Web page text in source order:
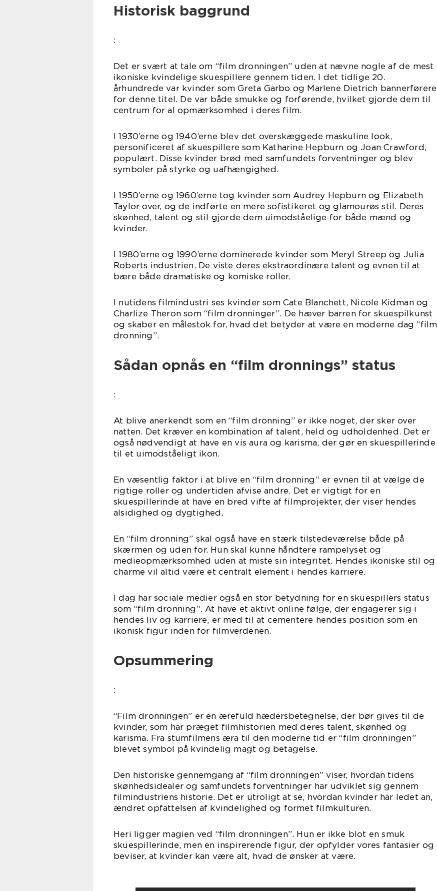
Historisk baggrund
:
Det er svært at tale om “film dronningen” uden at nævne nogle af de mest
ikoniske kvindelige skuespillere gennem tiden. I det tidlige 20.
århundrede var kvinder som Greta Garbo og Marlene Dietrich bannerførere
for denne titel. De var både smukke og forførende, hvilket gjorde dem til
centrum for al opmærksomhed i deres film.
I 1930’erne og 1940’erne blev det overskæggede maskuline look,
personificeret af skuespillere som Katharine Hepburn og Joan Crawford,
populært. Disse kvinder brød med samfundets forventninger og blev
symboler på styrke og uafhængighed.
I 1950’erne og 1960’erne tog kvinder som Audrey Hepburn og Elizabeth
Taylor over, og de indførte en mere sofistikeret og glamourøs stil. Deres
skønhed, talent og stil gjorde dem uimodståelige for både mænd og
kvinder.
I 1980’erne og 1990’erne dominerede kvinder som Meryl Streep og Julia
Roberts industrien. De viste deres ekstraordinære talent og evnen til at
bære både dramatiske og komiske roller.
I nutidens filmindustri ses kvinder som Cate Blanchett, Nicole Kidman og
Charlize Theron som “film dronninger”. De hæver barren for skuespilkunst
og skaber en målestok for, hvad det betyder at være en moderne dag “film
dronning”.
Sådan opnås en “film dronnings” status
:
At blive anerkendt som en “film dronning” er ikke noget, der sker over
natten. Det kræver en kombination af talent, held og udholdenhed. Det er
også nødvendigt at have en vis aura og karisma, der gør en skuespillerinde
til et uimodståeligt ikon.
En væsentlig faktor i at blive en “film dronning” er evnen til at vælge de
rigtige roller og undertiden afvise andre. Det er vigtigt for en
skuespillerinde at have en bred vifte af filmprojekter, der viser hendes
alsidighed og dygtighed.
En “film dronning” skal også have en stærk tilstedeværelse både på
skærmen og uden for. Hun skal kunne håndtere rampelyset og
medieopmærksomhed uden at miste sin integritet. Hendes ikoniske stil og
charme vil altid være et centralt element i hendes karriere.
I dag har sociale medier også en stor betydning for en skuespillers status
som “film dronning”. At have et aktivt online følge, der engagerer sig i
hendes liv og karriere, er med til at cementere hendes position som en
ikonisk figur inden for filmverdenen.
Opsummering
:
“Film dronningen” er en ærefuld hædersbetegnelse, der bør gives til de
kvinder, som har præget filmhistorien med deres talent, skønhed og
karisma. Fra stumfilmens æra til den moderne tid er “film dronningen”
blevet symbol på kvindelig magt og betagelse.
Den historiske gennemgang af “film dronningen” viser, hvordan tidens
skønhedsidealer og samfundets forventninger har udviklet sig gennem
filmindustriens historie. Det er utroligt at se, hvordan kvinder har ledet an,
ændret opfattelsen af kvindelighed og formet filmkulturen.
Heri ligger magien ved “film dronningen”. Hun er ikke blot en smuk
skuespillerinde, men en inspirerende figur, der opfylder vores fantasier og
beviser, at kvinder kan være alt, hvad de ønsker at være.